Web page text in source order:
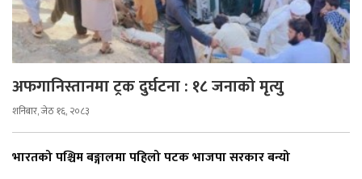
अफगानिस्तानमा ट्रक दुर्घटना : १८ जनाको मृत्यु
शनिबार, जेठ १६, २०८३
भारतको पश्चिम बङ्गालमा पहिलो पटक भाजपा सरकार बन्यो